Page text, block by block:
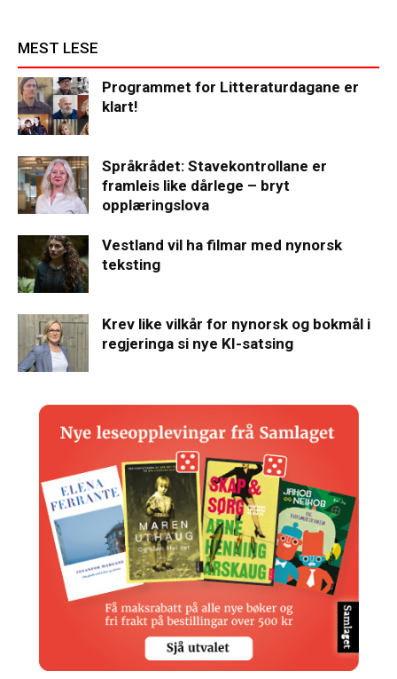
MEST LESE
Programmet for Litteraturdagane er
klart!
Språkrådet: Stavekontrollane er
framleis like dårlege – bryt
opplæringslova
Vestland vil ha filmar med nynorsk
teksting
Krev like vilkår for nynorsk og bokmål i
regjeringa si nye KI-satsing